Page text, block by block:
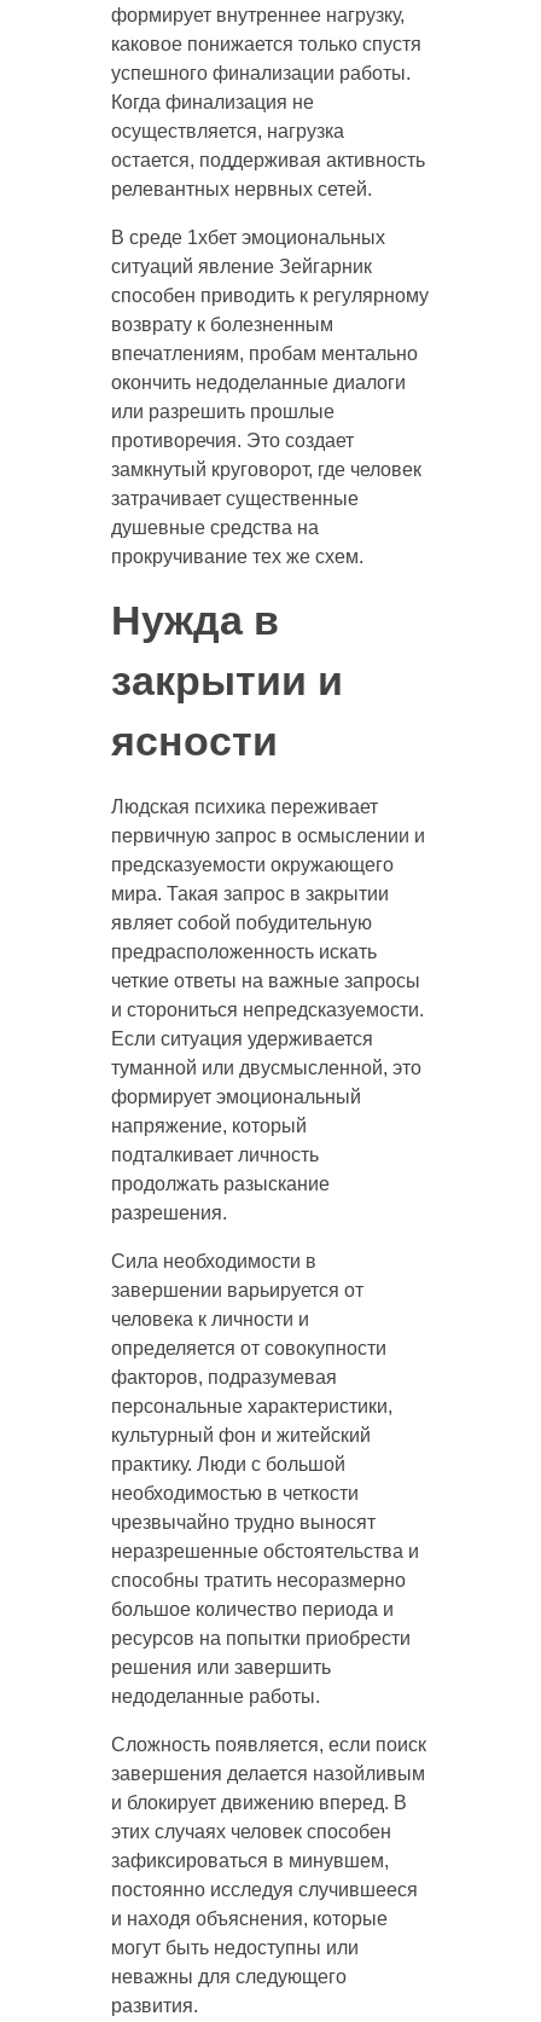
формирует внутреннее нагрузку,
каковое понижается только спустя
успешного финализации работы.
Когда финализация не
осуществляется, нагрузка
остается, поддерживая активность
релевантных нервных сетей.
В среде 1хбет эмоциональных
ситуаций явление Зейгарник
способен приводить к регулярному
возврату к болезненным
впечатлениям, пробам ментально
окончить недоделанные диалоги
или разрешить прошлые
противоречия. Это создает
замкнутый круговорот, где человек
затрачивает существенные
душевные средства на
прокручивание тех же схем.
Нужда в
закрытии и
ясности
Людская психика переживает
первичную запрос в осмыслении и
предсказуемости окружающего
мира. Такая запрос в закрытии
являет собой побудительную
предрасположенность искать
четкие ответы на важные запросы
и сторониться непредсказуемости.
Если ситуация удерживается
туманной или двусмысленной, это
формирует эмоциональный
напряжение, который
подталкивает личность
продолжать разыскание
разрешения.
Сила необходимости в
завершении варьируется от
человека к личности и
определяется от совокупности
факторов, подразумевая
персональные характеристики,
культурный фон и житейский
практику. Люди с большой
необходимостью в четкости
чрезвычайно трудно выносят
неразрешенные обстоятельства и
способны тратить несоразмерно
большое количество периода и
ресурсов на попытки приобрести
решения или завершить
недоделанные работы.
Сложность появляется, если поиск
завершения делается назойливым
и блокирует движению вперед. В
этих случаях человек способен
зафиксироваться в минувшем,
постоянно исследуя случившееся
и находя объяснения, которые
могут быть недоступны или
неважны для следующего
развития.